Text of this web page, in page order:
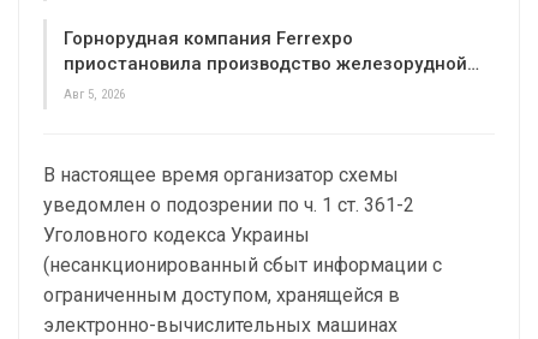
Горнорудная компания Ferrexpo
приостановила производство железорудной…
Авг 5, 2026
В настоящее время организатор схемы
уведомлен о подозрении по ч. 1 ст. 361-2
Уголовного кодекса Украины
(несанкционированный сбыт информации с
ограниченным доступом, хранящейся в
электронно-вычислительных машинах